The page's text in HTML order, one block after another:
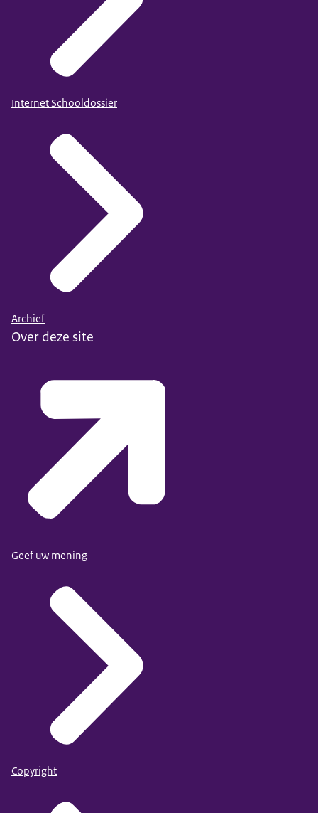
Internet Schooldossier
Archief
Over deze site
Geef uw mening
Copyright